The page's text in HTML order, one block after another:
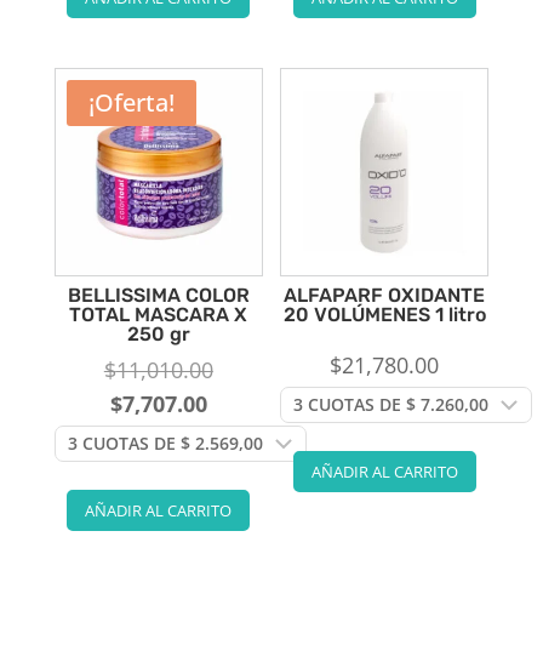
¡Oferta!
BELLISSIMA COLOR
TOTAL MASCARA X
250 gr
$11,010.00El
original
era:
$11,010.00.
$7,707.00El
precio
actual
es:
$7,707.00.
AÑADIR AL CARRITO
ALFAPARF OXIDANTE
20 VOLÚMENES 1 litro
$21,780.00
AÑADIR AL CARRITO